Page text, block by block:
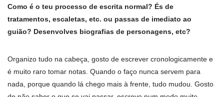
Como é o teu processo de escrita normal? És de
tratamentos, escaletas, etc. ou passas de imediato ao
guião? Desenvolves biografias de personagens, etc?
Organizo tudo na cabeça, gosto de escrever cronologicamente e
é muito raro tomar notas. Quando o faço nunca servem para
nada, porque quando lá chego mais à frente, tudo mudou. Gosto